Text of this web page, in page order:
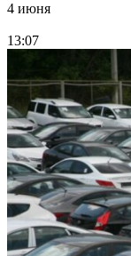
4 июня
13:07